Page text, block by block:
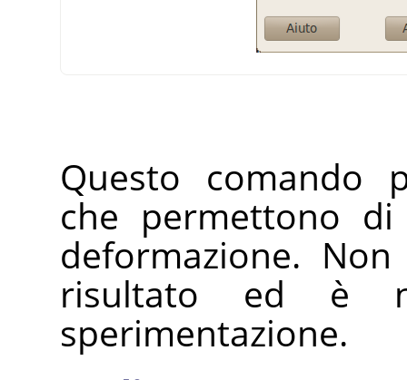
Questo comando
che permettono
deformazione.
risultato ed è
sperimentazione.